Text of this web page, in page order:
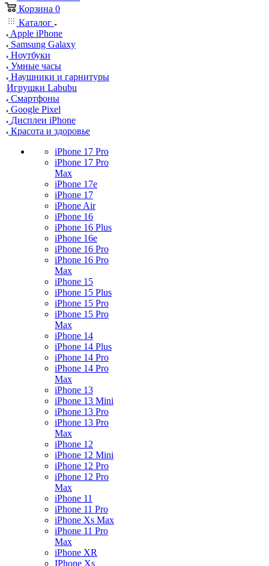
Корзина 0
Каталог
Apple iPhone
Samsung Galaxy
Ноутбуки
Умные часы
Наушники и гарнитуры
Игрушки Labubu
Смартфоны
Google Pixel
Дисплеи iPhone
Красота и здоровье
iPhone 17 Pro
iPhone 17 Pro
Max
iPhone 17e
iPhone 17
iPhone Air
iPhone 16
iPhone 16 Plus
iPhone 16e
iPhone 16 Pro
iPhone 16 Pro
Max
iPhone 15
iPhone 15 Plus
iPhone 15 Pro
iPhone 15 Pro
Max
iPhone 14
iPhone 14 Plus
iPhone 14 Pro
iPhone 14 Pro
Max
iPhone 13
iPhone 13 Mini
iPhone 13 Pro
iPhone 13 Pro
Max
iPhone 12
iPhone 12 Mini
iPhone 12 Pro
iPhone 12 Pro
Max
iPhone 11
iPhone 11 Pro
iPhone Xs Max
iPhone 11 Pro
Max
iPhone XR
IPhone Xs